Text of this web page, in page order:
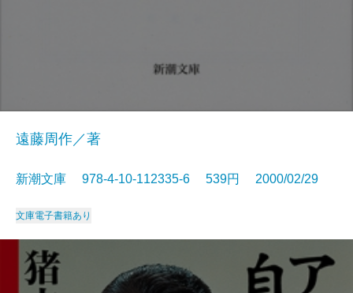
遠藤周作／著
新潮文庫 978-4-10-112335-6 539円 2000/02/29
文庫電子書籍あり